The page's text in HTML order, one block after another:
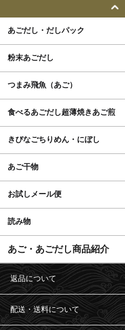
あごだし・だしパック
粉末あごだし
つまみ飛魚（あご）
食べるあごだし超薄焼きあご煎
きびなごちりめん・にぼし
あご干物
お試しメール便
読み物
あご・あごだし商品紹介
返品について
配送・送料について